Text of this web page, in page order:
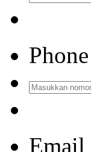
Phone
Email